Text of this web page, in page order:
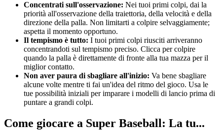
Concentrati sull'osservazione: Nei tuoi primi colpi, dai la
priorità all'osservazione della traiettoria, della velocità e della
direzione della palla. Non limitarti a colpire selvaggiamente;
aspetta il momento opportuno.
Il tempismo è tutto: I tuoi primi colpi riusciti arriveranno
concentrandoti sul tempismo preciso. Clicca per colpire
quando la palla è direttamente di fronte alla tua mazza per il
miglior contatto.
Non aver paura di sbagliare all'inizio: Va bene sbagliare
alcune volte mentre ti fai un'idea del ritmo del gioco. Usa le
tue possibilità iniziali per imparare i modelli di lancio prima di
puntare a grandi colpi.
Come giocare a Super Baseball: La tu...